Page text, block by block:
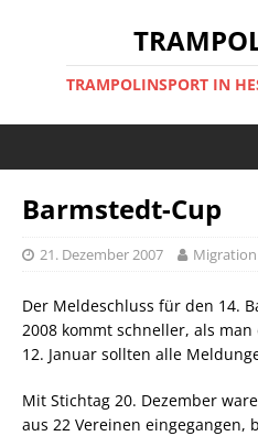
TRAMPOLINSPORT IN
Barmstedt-Cup
21. Dezember 2007 Migration
Der Meldeschluss für den 14.
2008 kommt schneller, als
12. Januar sollten alle
Mit Stichtag 20. Dezember
aus 22 Vereinen eingegangen,